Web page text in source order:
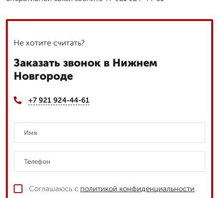
Не хотите считать?
Заказать звонок в Нижнем
Новгороде
+7 921 924-44-61
Соглашаюсь с политикой конфиденциальности